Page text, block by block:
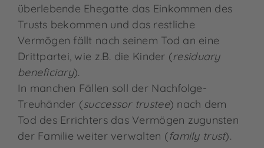
überlebende Ehegatte das Einkommen des
Trusts bekommen und das restliche
Vermögen fällt nach seinem Tod an eine
Drittpartei, wie z.B. die Kinder (residuary
beneficiary).
In manchen Fällen soll der Nachfolge-
Treuhänder (successor trustee) nach dem
Tod des Errichters das Vermögen zugunsten
der Familie weiter verwalten (family trust).